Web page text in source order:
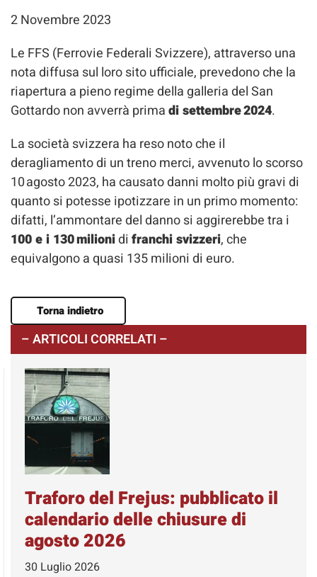
2 Novembre 2023
Le FFS (Ferrovie Federali Svizzere), attraverso una
nota diffusa sul loro sito ufficiale, prevedono che la
riapertura a pieno regime della galleria del San
Gottardo non avverrà primadi settembre 2024.
La società svizzera ha reso noto che il
deragliamento di un treno merci, avvenuto lo scorso
10 agosto 2023, ha causato danni molto più gravi di
quanto si potesse ipotizzare in un primo momento:
difatti, l’ammontare del danno si aggirerebbe tra i
100 e i 130 milionidi franchi svizzeri, che
equivalgono a quasi 135 milioni di euro.
Torna indietro
– ARTICOLI CORRELATI –
Traforo del Frejus: pubblicato il
calendario delle chiusure di
agosto 2026
30 Luglio 2026